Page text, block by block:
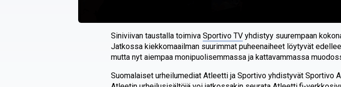
Siniviivan taustalla toimivaSportivo TV yhdistyy suurempaan
Jatkossa kiekkomaailman suurimmat puheenaiheet löytyvät
mutta nyt aiempaa monipuolisemmassa ja kattavammassa
Suomalaiset urheilumediat Atleetti ja Sportivo yhdistyvät Sportivo